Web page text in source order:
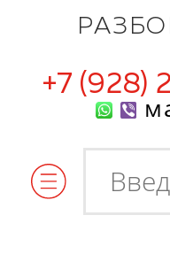
+7 (928)